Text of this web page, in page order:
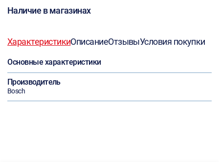
Наличие в магазинах
ХарактеристикиОписаниеОтзывыУсловия покупки
Основные характеристики
Производитель
Bosch